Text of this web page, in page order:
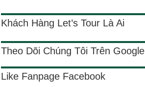
Khách Hàng Let’s Tour Là Ai
Theo Dõi Chúng Tôi Trên Google
Like Fanpage Facebook